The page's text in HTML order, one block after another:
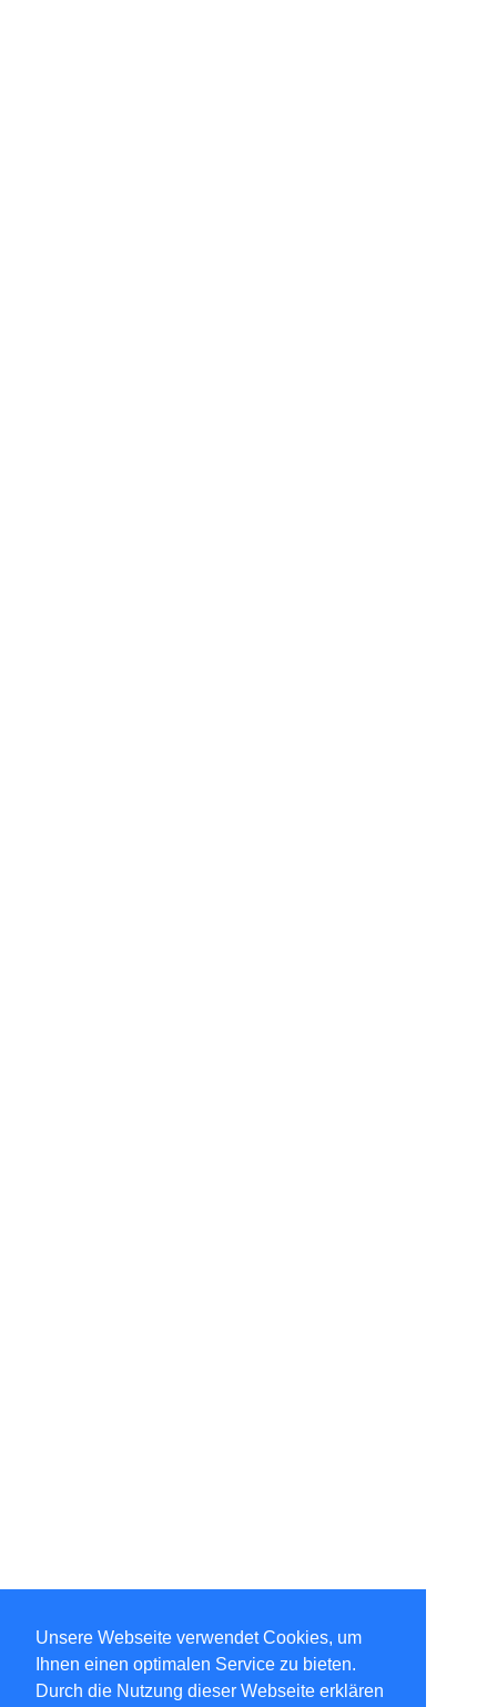
Unsere Webseite verwendet Cookies, um
Ihnen einen optimalen Service zu bieten.
Durch die Nutzung dieser Webseite erklären